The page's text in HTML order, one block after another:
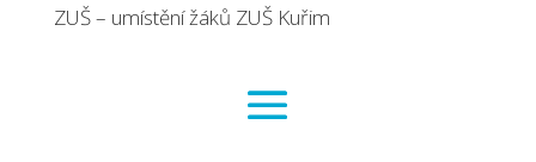
ZUŠ – umístění žáků ZUŠ Kuřim